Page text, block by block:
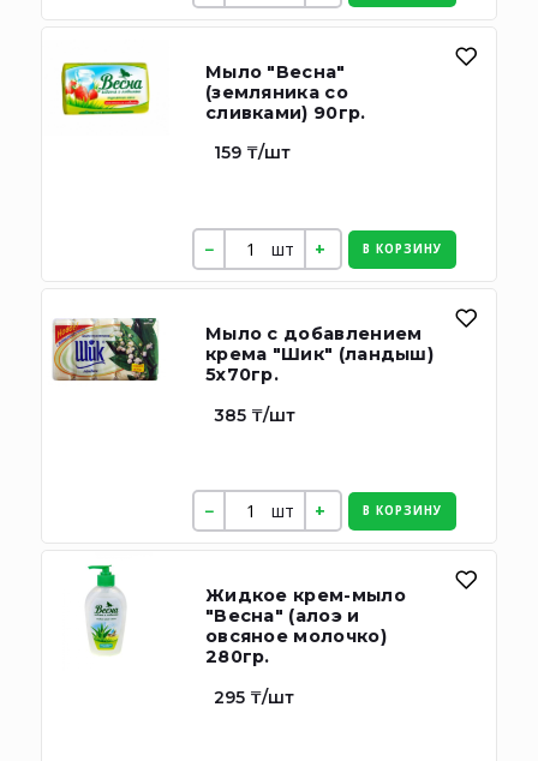
Мыло "Весна"
(земляника со
сливками) 90гр.
159 ₸/шт
шт В КОРЗИНУ
Мыло с добавлением
крема "Шик" (ландыш)
5х70гр.
385 ₸/шт
шт В КОРЗИНУ
Жидкое крем-мыло
"Весна" (алоэ и
овсяное молочко)
280гр.
295 ₸/шт